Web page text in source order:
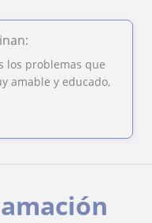
los problemas que
amable y educado,